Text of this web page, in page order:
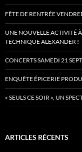
FÊTE DE RENTRÉE
UNE NOUVELLE ACTIVITÉ
TECHNIQUE ALEXANDER !
CONCERTS SAMEDI 21
ENQUÊTE ÉPICERIE
« SEULS CE SOIR », UN
ARTICLES RÉCENTS